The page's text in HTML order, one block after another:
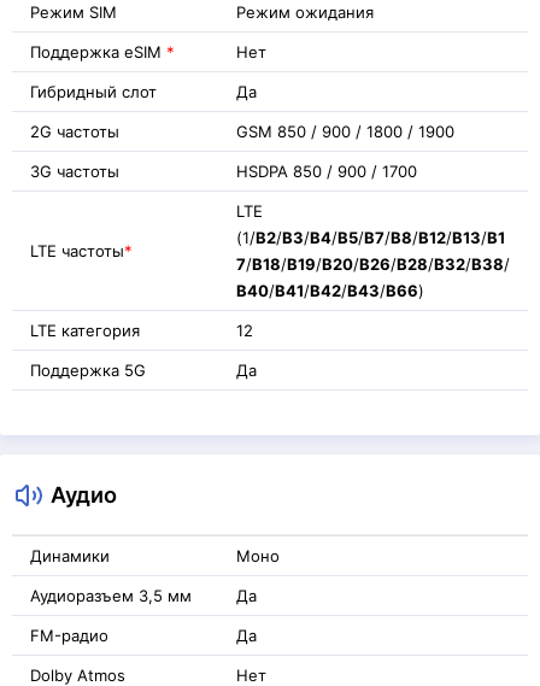
Режим SIM Режим ожидания
Поддержка eSIM * Нет
Гибридный слот Да
2G частоты GSM 850 / 900 / 1800 / 1900
3G частоты HSDPA 850 / 900 / 1700
LTE частоты*
LTE
(1/B2/B3/B4/B5/B7/B8/B12/B13/B1
7/B18/B19/B20/B26/B28/B32/B38/
B40/B41/B42/B43/B66)
LTE категория 12
Поддержка 5G Да
Аудио
Динамики Моно
Аудиоразъем 3,5 мм Да
FM-радио Да
Dolby Atmos Нет